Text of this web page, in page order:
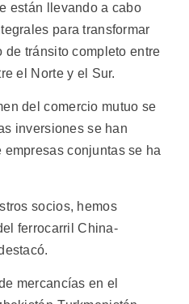
están llevando a cabo
para transformar
tránsito completo entre
el Norte y el Sur.
del comercio mutuo se
inversiones se han
conjuntas se ha
socios, hemos
ferrocarril China-
mercancías en el